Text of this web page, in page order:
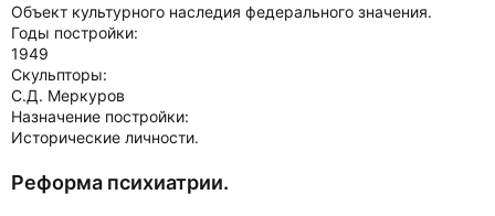
Объект культурного наследия федерального значения.
Годы постройки:
1949
Скульпторы:
С.Д. Меркуров
Назначение постройки:
Исторические личности.
Реформа психиатрии.